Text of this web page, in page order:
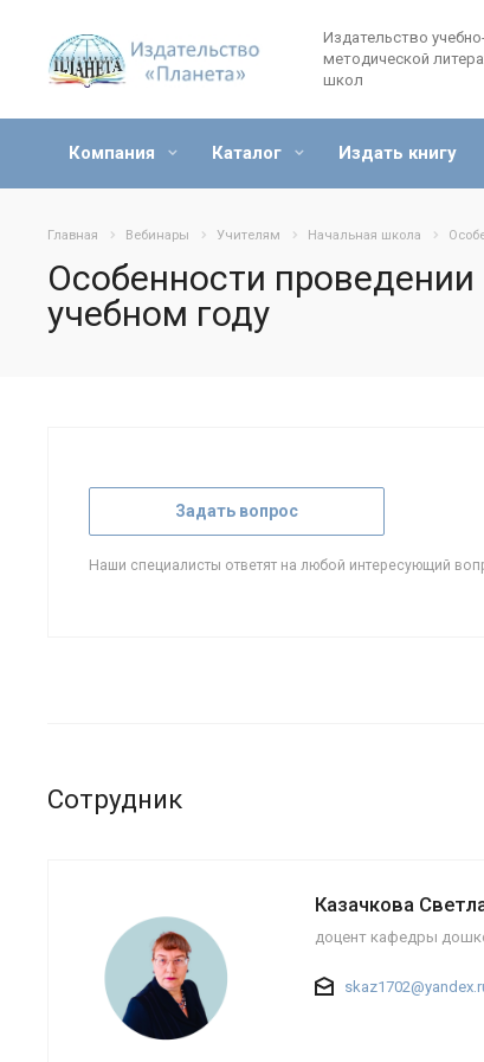
Издательство
методической
школ
Компания Каталог Издать книгу
Главная Вебинары Учителям Начальная школа
Особенности
учебном году
Задать вопрос
Наши специалисты ответят на любой интересующий
Сотрудник
Казачкова
доцент кафедры